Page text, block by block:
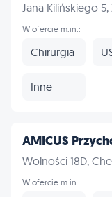
Jana Kilińskiego
W ofercie m.in.:
Chirurgia
Inne
AMICUS
Wolności 18D,
W ofercie m.in.: